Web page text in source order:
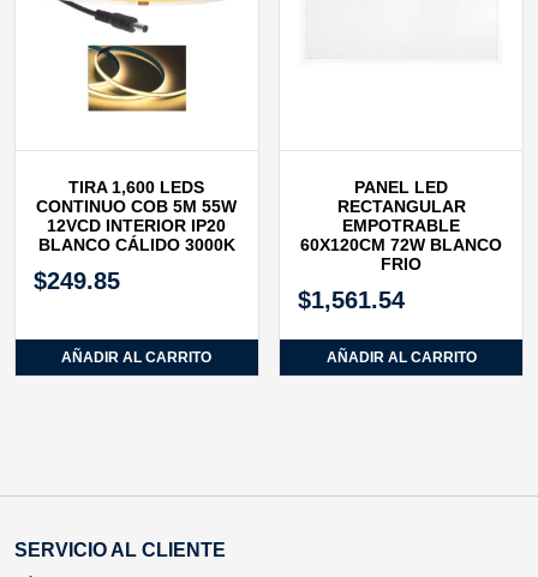
TIRA 1,600 LEDS
CONTINUO COB 5M 55W
12VCD INTERIOR IP20
BLANCO CÁLIDO 3000K
$249.85
AÑADIR AL CARRITO
PANEL LED
RECTANGULAR
EMPOTRABLE
60X120CM 72W BLANCO
FRIO
$1,561.54
AÑADIR AL CARRITO
SERVICIO AL CLIENTE